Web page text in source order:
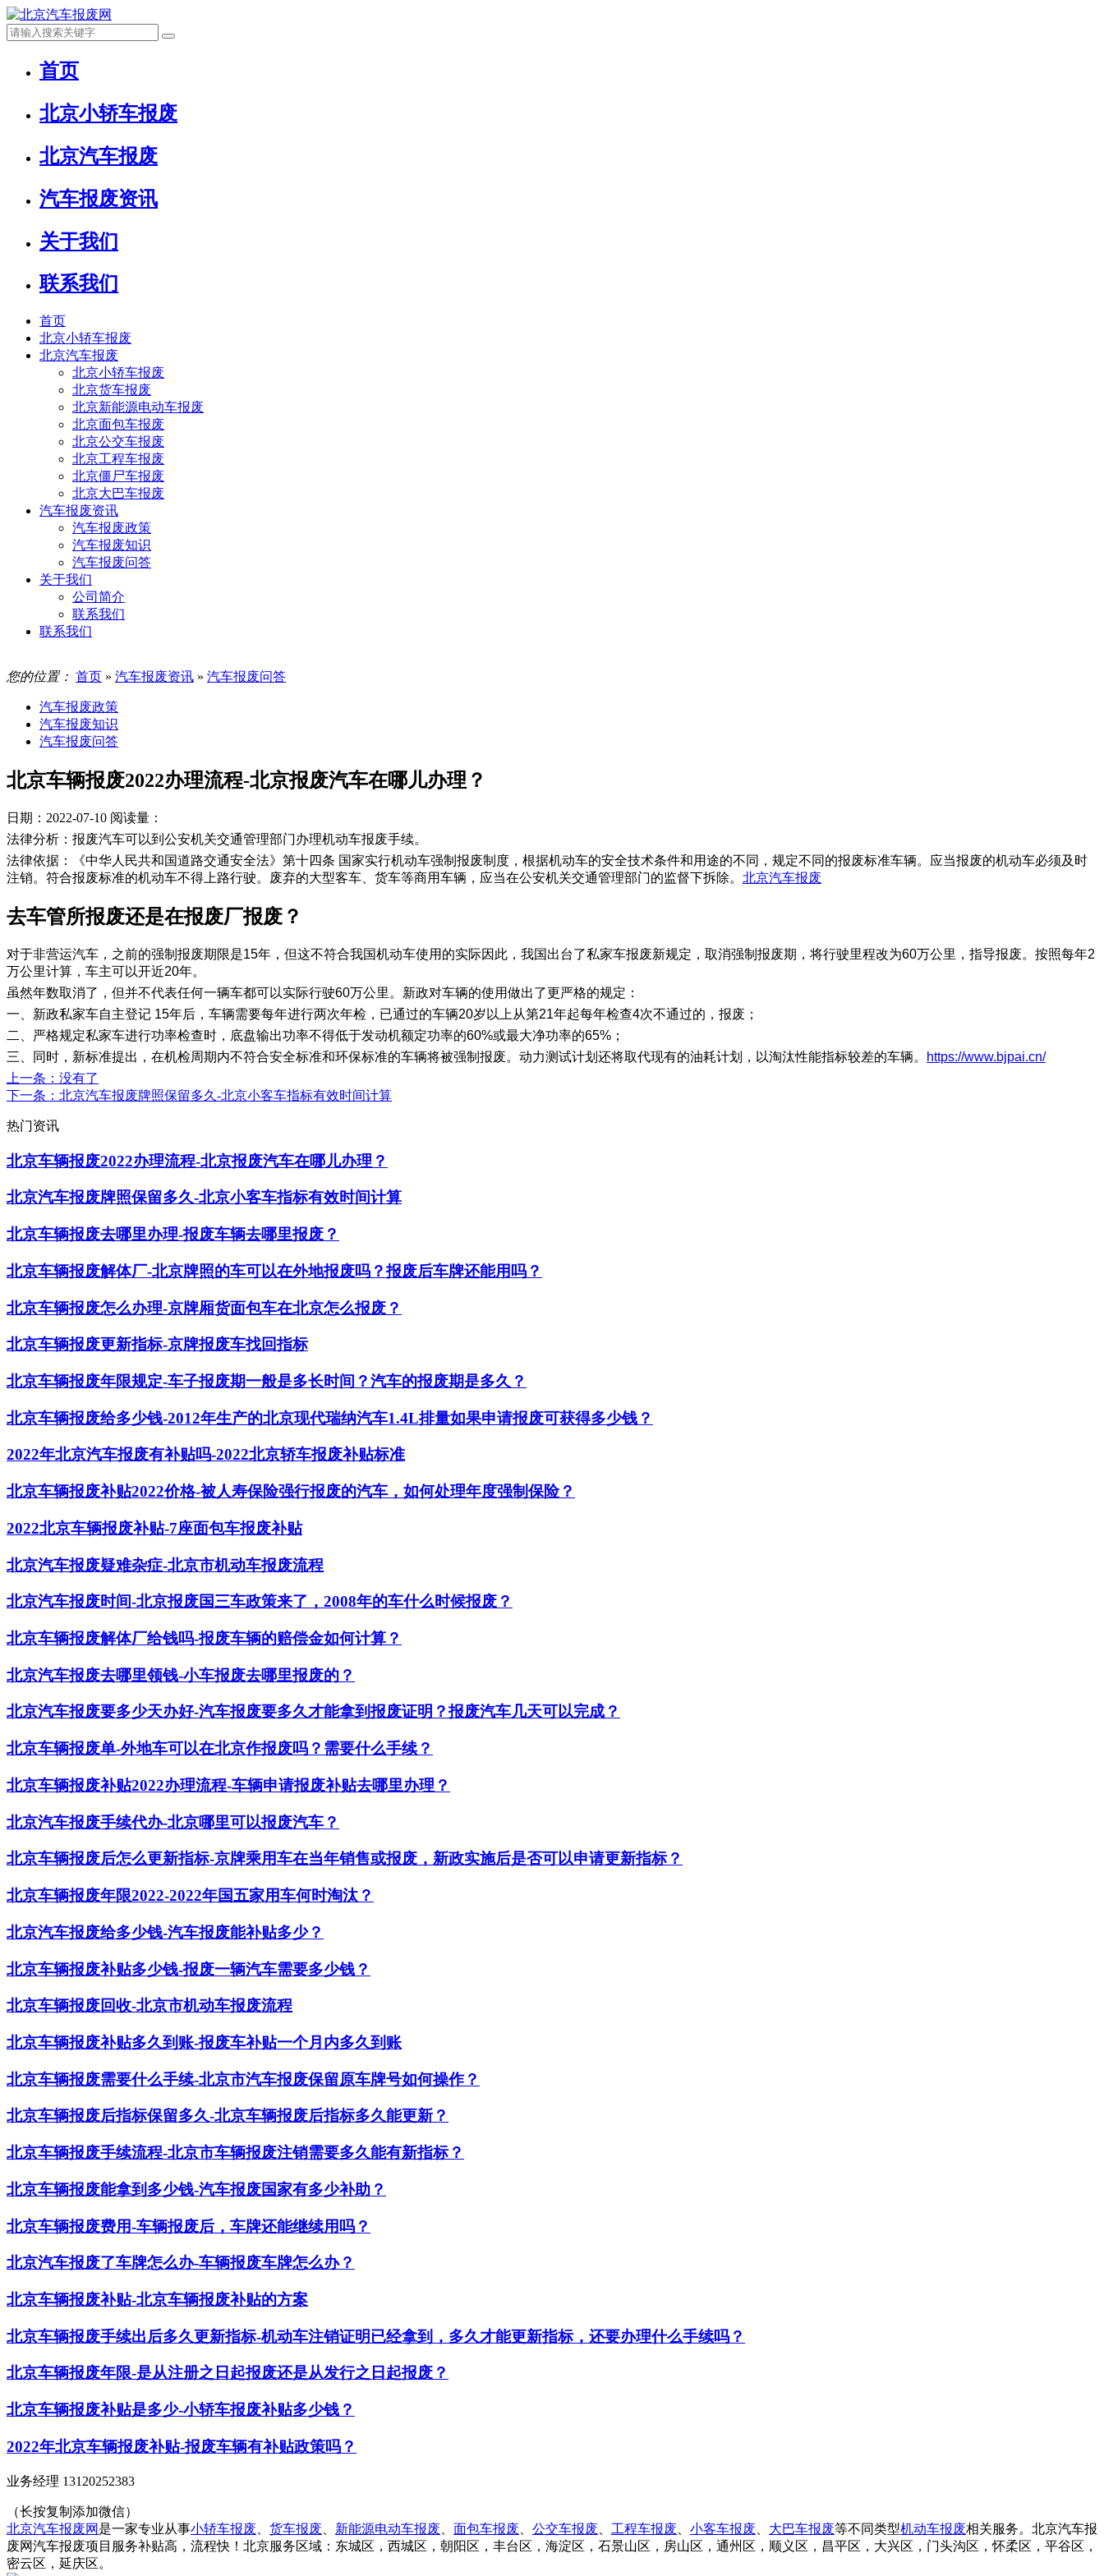
首页
北京小轿车报废
北京汽车报废
汽车报废资讯
关于我们
联系我们
首页
北京小轿车报废
北京汽车报废
北京小轿车报废
北京货车报废
北京新能源电动车报废
北京面包车报废
北京公交车报废
北京工程车报废
北京僵尸车报废
北京大巴车报废
汽车报废资讯
汽车报废政策
汽车报废知识
汽车报废问答
关于我们
公司简介
联系我们
联系我们
您的位置： 首页 » 汽车报废资讯 » 汽车报废问答
汽车报废政策
汽车报废知识
汽车报废问答
北京车辆报废2022办理流程-北京报废汽车在哪儿办理？
日期：2022-07-10 阅读量：
法律分析：报废汽车可以到公安机关交通管理部门办理机动车报废手续。
法律依据：《中华人民共和国道路交通安全法》第十四条 国家实行机动车强制报废制度，根据机动车的安全技术条件和用途的不同，规定不同的报废标准车辆。应当报废的机动车必须及时
注销。符合报废标准的机动车不得上路行驶。废弃的大型客车、货车等商用车辆，应当在公安机关交通管理部门的监督下拆除。 北京汽车报废
​去车管所报废还是在报废厂报废？
对于非营运汽车，之前的强制报废期限是15年，但这不符合我国机动车使用的实际因此，我国出台了私家车报废新规定，取消强制报废期，将行驶里程改为60万公里，指导报废。按照每年2
万公里计算，车主可以开近20年。
虽然年数取消了，但并不代表任何一辆车都可以实际行驶60万公里。新政对车辆的使用做出了更严格的规定：
一、新政私家车自主登记 15年后，车辆需要每年进行两次年检，已通过的车辆20岁以上从第21年起每年检查4次不通过的，报废；
二、严格规定私家车进行功率检查时，底盘输出功率不得低于发动机额定功率的60%或最大净功率的65%；
三、同时，新标准提出，在机检周期内不符合安全标准和环保标准的车辆将被强制报废。动力测试计划还将取代现有的油耗计划，以淘汰性能指标较差的车辆。
https://www.bjpai.cn/
上一条 ：没有了
下一条 ：北京汽车报废牌照保留多久-北京小客车指标有效时间计算
热门资讯
北京车辆报废2022办理流程-北京报废汽车在哪儿办理？
北京汽车报废牌照保留多久-北京小客车指标有效时间计算
北京车辆报废去哪里办理-报废车辆去哪里报废？
北京车辆报废解体厂-北京牌照的车可以在外地报废吗？报废后车牌还能用吗？
北京车辆报废怎么办理-京牌厢货面包车在北京怎么报废？
北京车辆报废更新指标-京牌报废车找回指标
北京车辆报废年限规定-车子报废期一般是多长时间？汽车的报废期是多久？
北京车辆报废给多少钱-2012年生产的北京现代瑞纳汽车1.4L排量如果申请报废可获得多少钱？
2022年北京汽车报废有补贴吗-2022北京轿车报废补贴标准
北京车辆报废补贴2022价格-被人寿保险强行报废的汽车，如何处理年度强制保险？
2022北京车辆报废补贴-7座面包车报废补贴
北京汽车报废疑难杂症-北京市机动车报废流程
北京汽车报废时间-北京报废国三车政策来了，2008年的车什么时候报废？
北京车辆报废解体厂给钱吗-报废车辆的赔偿金如何计算？
北京汽车报废去哪里领钱-小车报废去哪里报废的？
北京汽车报废要多少天办好-汽车报废要多久才能拿到报废证明？报废汽车几天可以完成？
北京车辆报废单-外地车可以在北京作报废吗？需要什么手续？
北京车辆报废补贴2022办理流程-车辆申请报废补贴去哪里办理？
北京汽车报废手续代办-北京哪里可以报废汽车？
北京车辆报废后怎么更新指标-京牌乘用车在当年销售或报废，新政实施后是否可以申请更新指标？
北京车辆报废年限2022-2022年国五家用车何时淘汰？
北京汽车报废给多少钱-汽车报废能补贴多少？
北京车辆报废补贴多少钱-报废一辆汽车需要多少钱？
北京车辆报废回收-北京市机动车报废流程
北京车辆报废补贴多久到账-报废车补贴一个月内多久到账
北京车辆报废需要什么手续-北京市汽车报废保留原车牌号如何操作？
北京车辆报废后指标保留多久-北京车辆报废后指标多久能更新？
北京车辆报废手续流程-北京市车辆报废注销需要多久能有新指标？
北京车辆报废能拿到多少钱-汽车报废国家有多少补助？
北京车辆报废费用-车辆报废后，车牌还能继续用吗？
北京汽车报废了车牌怎么办-车辆报废车牌怎么办？
北京车辆报废补贴-北京车辆报废补贴的方案
北京车辆报废手续出后多久更新指标-机动车注销证明已经拿到，多久才能更新指标，还要办理什么手续吗？
北京车辆报废年限-是从注册之日起报废还是从发行之日起报废？
北京车辆报废补贴是多少-小轿车报废补贴多少钱？
2022年北京车辆报废补贴-报废车辆有补贴政策吗？
业务经理 13120252383
（长按复制添加微信）
北京汽车报废网 是一家专业从事小轿车报废 货车报废 新能源电动车报废 面包车报废 公交车报废 工程车报废 小客车报废 大巴车报废等不同类型机动车报废相关服务。北京汽车报
废网汽车报废项目服务补贴高，流程快！北京服务区域：东城区，西城区，朝阳区，丰台区，海淀区，石景山区，房山区，通州区，顺义区，昌平区，大兴区，门头沟区，怀柔区，平谷区，
密云区，延庆区。